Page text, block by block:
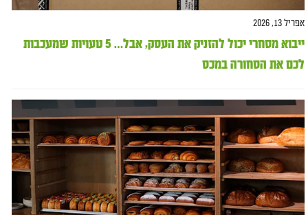
אפריל 13, 2026
ייבוא מסחרי יכול להזניק את העסק, אבל… 5 טעויות שמעכבות
לכם את הסחורה במכס